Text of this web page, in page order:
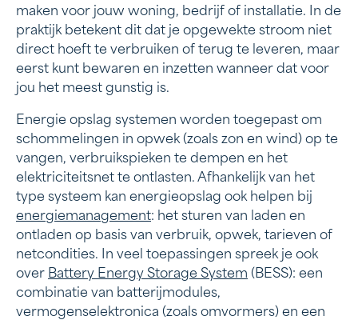
Voor wie is een energie opslag systeem
interessant?
Hoeveel kost een energie opslag systeem?
opslag systeem
maken voor jouw woning, bedrijf of installatie. In de
praktijk betekent dit dat je opgewekte stroom niet
direct hoeft te verbruiken of terug te leveren, maar
eerst kunt bewaren en inzetten wanneer dat voor
jou het meest gunstig is.
Energie opslag systemen worden toegepast om
schommelingen in opwek (zoals zon en wind) op te
vangen, verbruikspieken te dempen en het
elektriciteitsnet te ontlasten. Afhankelijk van het
type systeem kan energieopslag ook helpen bij
energiemanagement: het sturen van laden en
ontladen op basis van verbruik, opwek, tarieven of
netcondities. In veel toepassingen spreek je ook
over Battery Energy Storage System (BESS): een
combinatie van batterijmodules,
vermogenselektronica (zoals omvormers) en een